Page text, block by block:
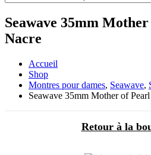
Seawave 35mm
Nacre
Accueil
Shop
Montres pour dames, Seawave,
Seawave 35mm Mother of
Retour à la